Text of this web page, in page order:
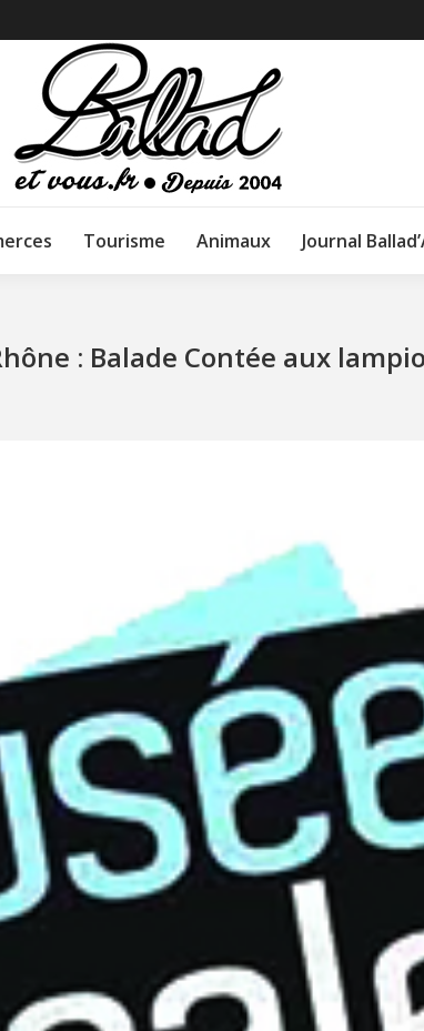
Tourisme Animaux Journal
: Balade Contée aux